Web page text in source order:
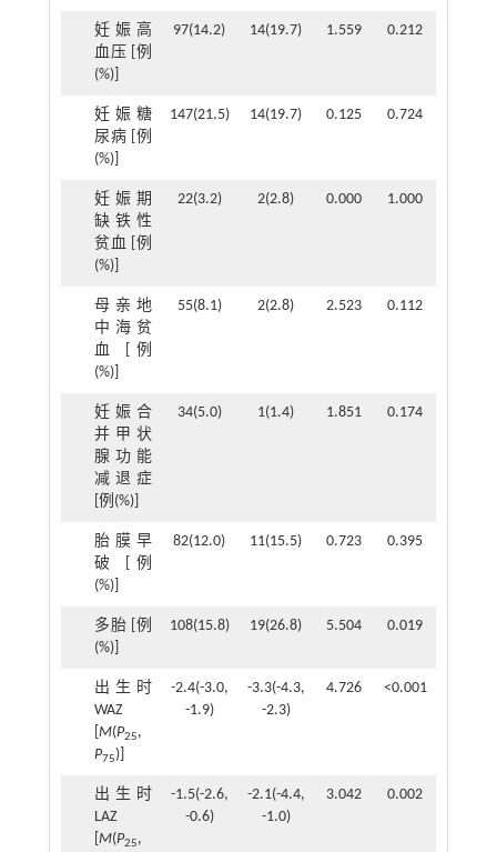
妊娠高
血压 [例
(%)]
97(14.2) 14(19.7) 1.559 0.212
妊娠糖
尿病 [例
(%)]
147(21.5) 14(19.7) 0.125 0.724
妊娠期
缺铁性
贫血 [例
(%)]
22(3.2) 2(2.8) 0.000 1.000
母亲地
中海贫
血 [例
(%)]
55(8.1) 2(2.8) 2.523 0.112
妊娠合
并甲状
腺功能
减退症
[例(%)]
34(5.0) 1(1.4) 1.851 0.174
胎膜早
破 [例
(%)]
82(12.0) 11(15.5) 0.723 0.395
多胎 [例
(%)]
108(15.8) 19(26.8) 5.504 0.019
出生时
WAZ
M(P25,
P75)]
-2.4(-3.0,
-1.9)
-3.3(-4.3,
-2.3)
4.726 <0.001
出生时
LAZ
M(P25,
-1.5(-2.6,
-0.6)
-2.1(-4.4,
-1.0)
3.042 0.002